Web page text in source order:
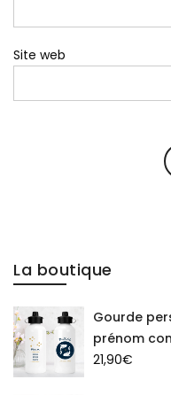
Site web
La boutique
Gourde
prénom
21,90€